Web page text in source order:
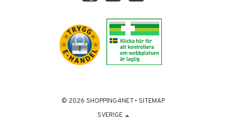
© 2026 SHOPPING4NET • SITEMAP
SVERIGE